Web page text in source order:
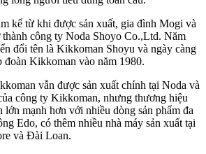
kể từ khi được sản xuất, gia đình Mogi và
thành công ty Noda Shoyo Co.,Ltd. Năm
đổi tên là Kikkoman Shoyu và ngày càng
đoàn Kikkoman vào năm 1980.
vẫn được sản xuất chính tại Noda và
công ty Kikkoman, nhưng thương hiệu
mạnh hơn với nhiều dòng sản phẩm đa
Edo, có thêm nhiều nhà máy sản xuất tại
và Đài Loan.